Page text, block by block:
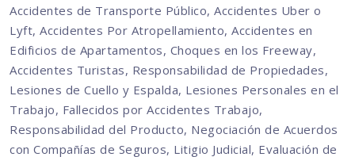
Accidentes de Transporte Público, Accidentes Uber o
Lyft, Accidentes Por Atropellamiento, Accidentes en
Edificios de Apartamentos, Choques en los Freeway,
Accidentes Turistas, Responsabilidad de Propiedades,
Lesiones de Cuello y Espalda, Lesiones Personales en el
Trabajo, Fallecidos por Accidentes Trabajo,
Responsabilidad del Producto, Negociación de Acuerdos
con Compañías de Seguros, Litigio Judicial, Evaluación de